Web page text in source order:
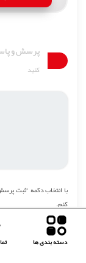
پرسش و
کنید
با انتخاب دکمه “ثبت
کنم.
دسته بندی ها